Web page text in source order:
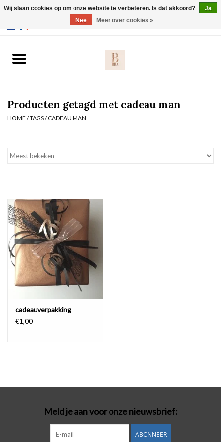
Slip
Nachtmode
Homewear
Badmode
Lingerie-accessoires
Producten getagd met cadeau man
HOME /TAGS/CADEAU MAN
cadeauverpakking
€1,00
Meld je aan voor onze nieuwsbrief:
ABONNEER
Wij slaan cookies op om onze website te verbeteren. Is dat akkoord?
Ja
Nee
Meer over cookies »
Webshop werkt met EU maten. .